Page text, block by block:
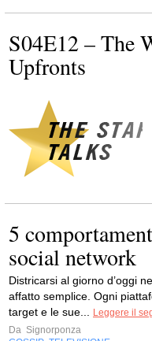
S04E12 – The
Upfronts
5
social network
Districarsi al giorno d’oggi
affatto semplice. Ogni
target e le sue...
Leggere il
Da Signorponza